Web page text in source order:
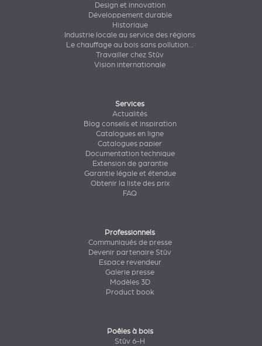
Design et innovation
Développement durable
Historique
Industrie locale au service des régions
Le chauffage au bois sans pollution...
Travailler chez Stûv
Vision internationale
Services
Actualités
Blog conseils et inspiration
Catalogues en ligne
Catalogues papier
Documentation technique
Extension de garantie
Garantie légale et étendue
Obtenir la liste des prix
FAQ
Professionnels
Communiqués de presse
Devenir partenaire Stûv
Espace revendeur
Galerie presse
Modèles 3D
Product book
Poêles à bois
Stûv 6-H